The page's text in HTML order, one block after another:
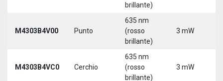
brillante)
M4303B4V00 Punto
635 nm
(rosso
brillante)
3 mW
M4303B4VC0 Cerchio
635 nm
(rosso
brillante)
3 mW